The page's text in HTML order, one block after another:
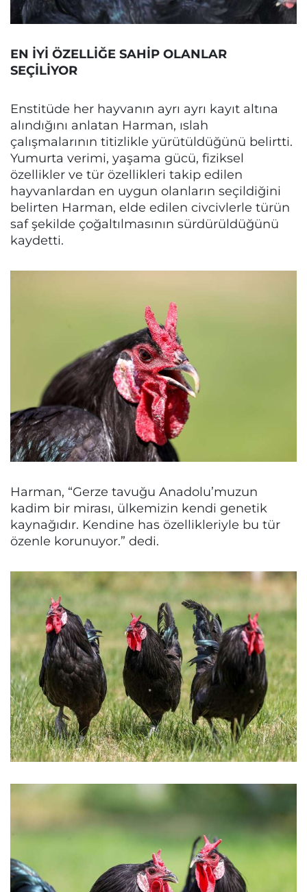
EN İYİ ÖZELLİĞE SAHİP OLANLAR
SEÇİLİYOR
Enstitüde her hayvanın ayrı ayrı kayıt altına
alındığını anlatan Harman, ıslah
çalışmalarının titizlikle yürütüldüğünü belirtti.
Yumurta verimi, yaşama gücü, fiziksel
özellikler ve tür özellikleri takip edilen
hayvanlardan en uygun olanların seçildiğini
belirten Harman, elde edilen civcivlerle türün
saf şekilde çoğaltılmasının sürdürüldüğünü
kaydetti.
Harman, “Gerze tavuğu Anadolu’muzun
kadim bir mirası, ülkemizin kendi genetik
kaynağıdır. Kendine has özellikleriyle bu tür
özenle korunuyor.” dedi.